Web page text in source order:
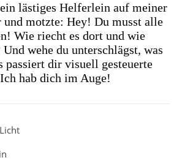
lästiges Helferlein auf meiner
und motzte: Hey! Du musst alle
Wie riecht es dort und wie
wehe du unterschlägst, was
passiert dir visuell gesteuerte
hab dich im Auge!